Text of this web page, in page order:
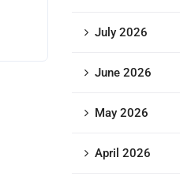
July 2026
June 2026
May 2026
April 2026